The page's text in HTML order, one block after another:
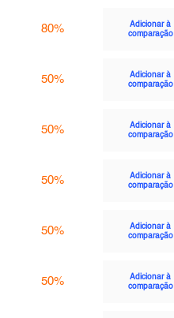
80%
Adicionar à
comparação
50%
Adicionar à
comparação
50%
Adicionar à
comparação
50%
Adicionar à
comparação
50%
Adicionar à
comparação
50%
Adicionar à
comparação